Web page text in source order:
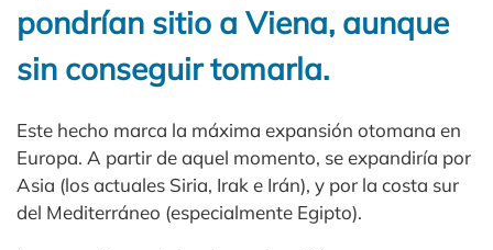
pondrían sitio a Viena, aunque
sin conseguir tomarla.
Este hecho marca la máxima expansión otomana en
Europa. A partir de aquel momento, se expandiría por
Asia (los actuales Siria, Irak e Irán), y por la costa sur
del Mediterráneo (especialmente Egipto).